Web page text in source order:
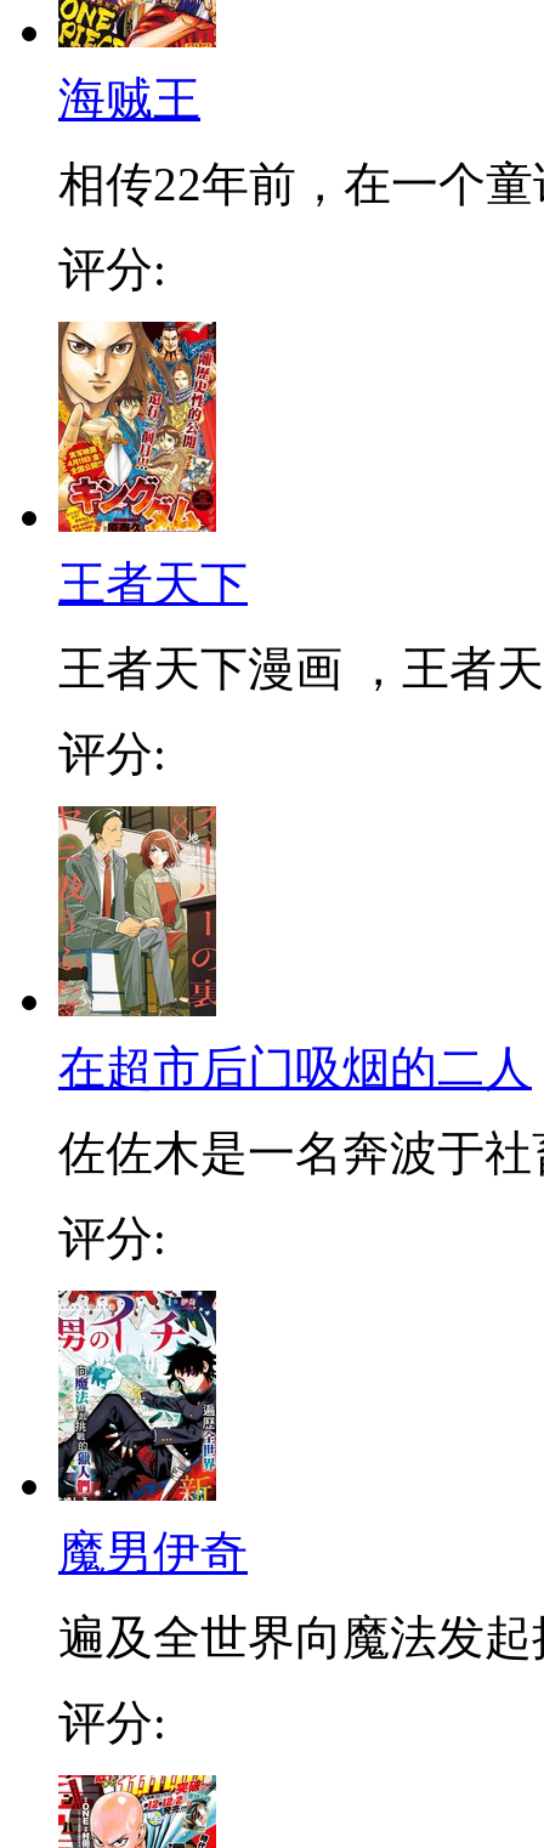
海贼王
相传22年前，在一个
评分:
王者天下
王者天下漫画 ，王者
评分:
在超市后门吸烟的二人
佐佐木是一名奔波于社
评分:
魔男伊奇
遍及全世界向魔法发起
评分: